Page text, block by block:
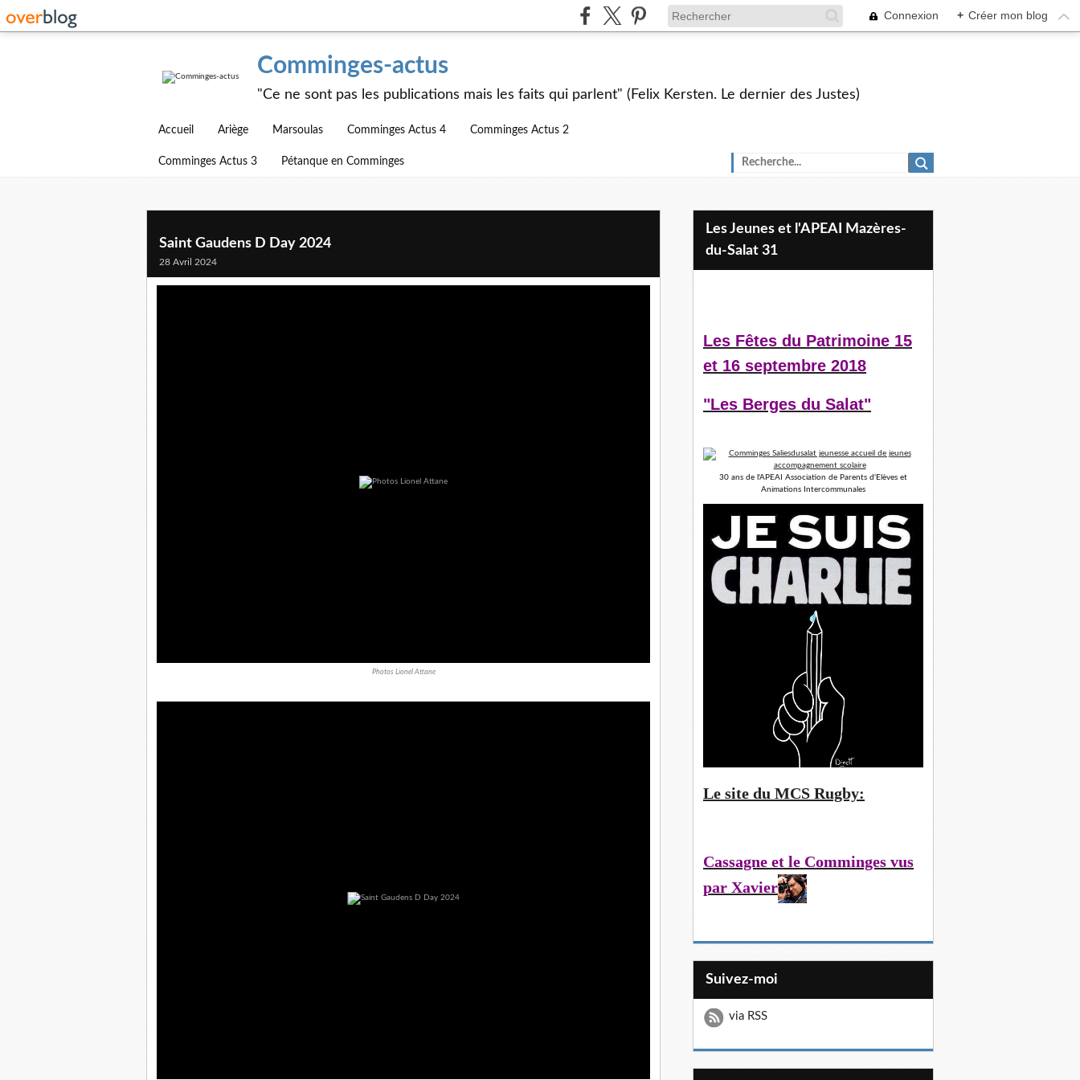
Connexion + Créer mon blog
Comminges-actus
"Ce ne sont pas les publications mais les faits qui parlent" (Felix Kersten. Le dernier des Justes)
Accueil Ariège Marsoulas Comminges Actus 4 Comminges Actus 2
Comminges Actus 3 Pétanque en Comminges
Saint Gaudens D Day 2024
28 Avril 2024
Photos Lionel Attane
Les Jeunes et l'APEAI Mazères-
du-Salat 31
Les Fêtes du Patrimoine 15
et 16 septembre 2018
"Les Berges du Salat"
30 ans de l'APEAI Association de Parents d'Elèves et
Animations Intercommunales
Le site du MCS Rugby:
Cassagne et le Comminges vus
par Xavier
Suivez-moi
via RSS